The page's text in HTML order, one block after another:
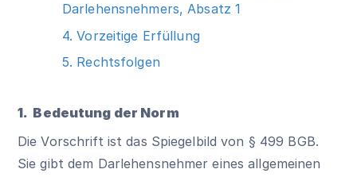
Darlehensnehmers, Absatz 1
4. Vorzeitige Erfüllung
5. Rechtsfolgen
1. Bedeutung der Norm
Die Vorschrift ist das Spiegelbild von § 499 BGB.
Sie gibt dem Darlehensnehmer eines allgemeinen